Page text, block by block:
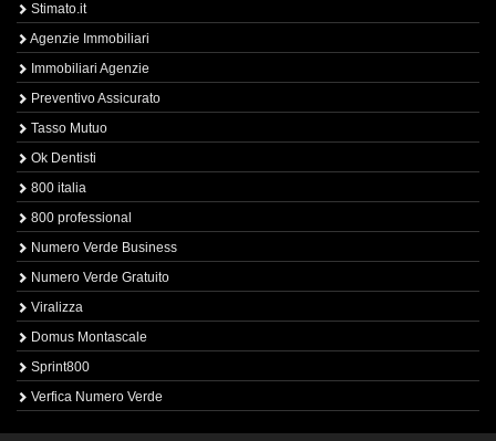
Stimato.it
Agenzie Immobiliari
Immobiliari Agenzie
Preventivo Assicurato
Tasso Mutuo
Ok Dentisti
800 italia
800 professional
Numero Verde Business
Numero Verde Gratuito
Viralizza
Domus Montascale
Sprint800
Verfica Numero Verde